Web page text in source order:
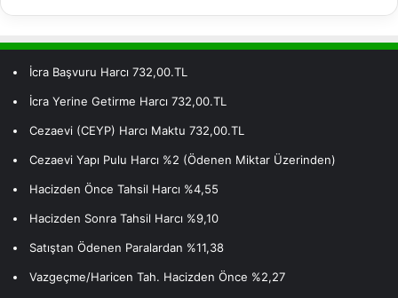
İcra Başvuru Harcı 732,00.TL
İcra Yerine Getirme Harcı 732,00.TL
Cezaevi (CEYP) Harcı Maktu 732,00.TL
Cezaevi Yapı Pulu Harcı %2 (Ödenen Miktar Üzerinden)
Hacizden Önce Tahsil Harcı %4,55
Hacizden Sonra Tahsil Harcı %9,10
Satıştan Ödenen Paralardan %11,38
Vazgeçme/Haricen Tah. Hacizden Önce %2,27